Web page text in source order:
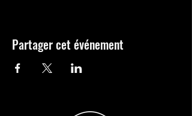
Partager cet événement